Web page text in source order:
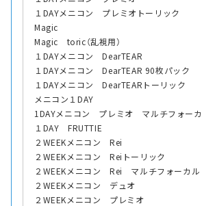
１DAYメニコン プレミオトーリック
Magic
Magic toric（乱視用）
１DAYメニコン DearTEAR
１DAYメニコン DearTEAR 90枚パック
１DAYメニコン DearTEARトーリック
メニコン１DAY
1DAYメニコン プレミオ マルチフォー
１DAY FRUTTIE
２WEEKメニコン Rei
２WEEKメニコン Reiトーリック
２WEEKメニコン Rei マルチフォーカル
２WEEKメニコン デュオ
２WEEKメニコン プレミオ